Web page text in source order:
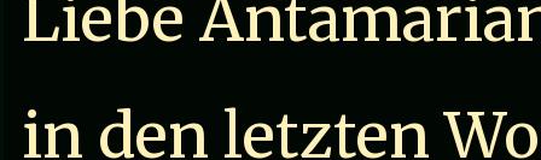
Liebe
in den letzten